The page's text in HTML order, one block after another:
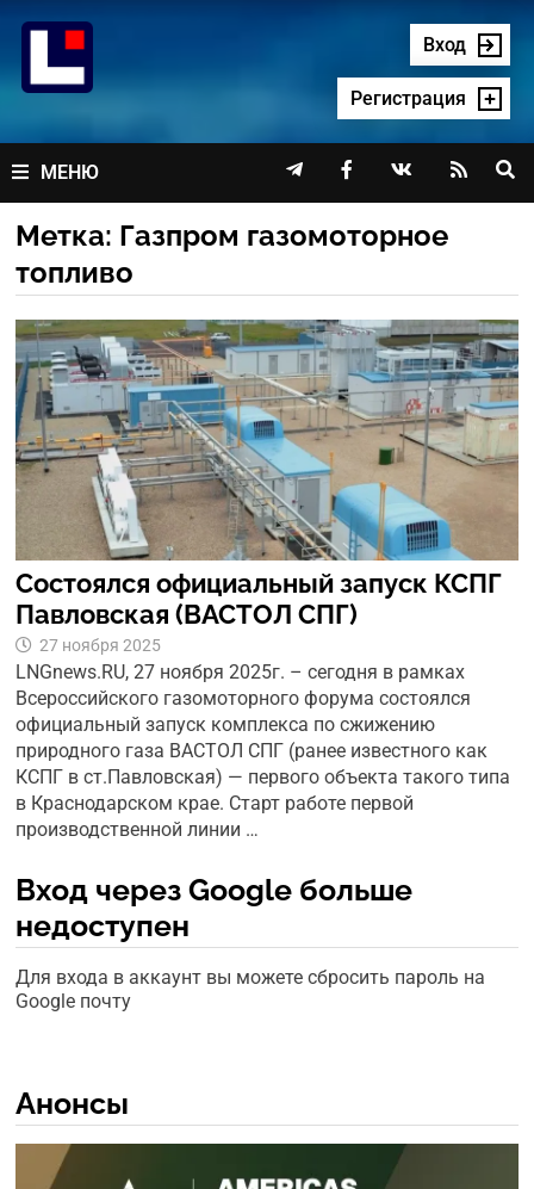
содержимому
Вход
Регистрация
МЕНЮ    
Метка: Газпром газомоторное
топливо
Состоялся официальный запуск КСПГ
Павловская (ВАСТОЛ СПГ)
27 ноября 2025
LNGnews.RU, 27 ноября 2025г. – сегодня в рамках
Всероссийского газомоторного форума состоялся
официальный запуск комплекса по сжижению
природного газа ВАСТОЛ СПГ (ранее известного как
КСПГ в ст.Павловская) — первого объекта такого типа
в Краснодарском крае. Старт работе первой
производственной линии …
Вход через Google больше
недоступен
Для входа в аккаунт вы можете сбросить пароль на
Google почту
Анонсы